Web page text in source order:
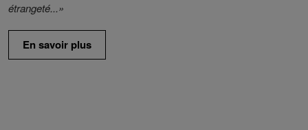
étrangeté...»
En savoir plus